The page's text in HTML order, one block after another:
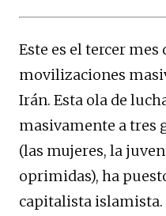
Este es el tercer mes
movilizaciones
Irán. Esta ola de
masivamente a tres
(las mujeres, la
oprimidas), ha
capitalista